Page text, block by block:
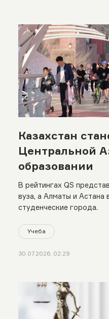
Казахстан
Центральной
образовании
В рейтингах QS
вуза, а Алматы и Астана
студенческие города.
Учеба
30.07.2026, 02:29